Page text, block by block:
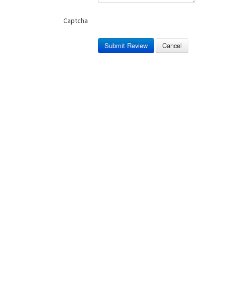
Captcha
Submit Review Cancel